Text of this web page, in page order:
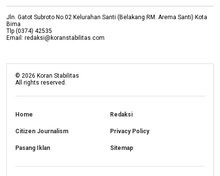
Jln. Gatot Subroto No.02 Kelurahan Santi (Belakang RM. Arema Santi) Kota
Bima
Tlp (0374) 42535
Email: redaksi@koranstabilitas.com
©2026 Koran Stabilitas
All rights reserved.
Home Redaksi
Citizen Journalism Privacy Policy
Pasang Iklan Sitemap